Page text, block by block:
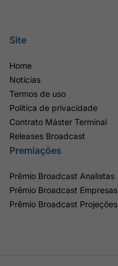
Site
Home
Notícias
Termos de uso
Política de privacidade
Contrato Máster Terminal
Releases Broadcast
Premiações
Prêmio Broadcast Analistas
Prêmio Broadcast Empresas
Prêmio Broadcast Projeções